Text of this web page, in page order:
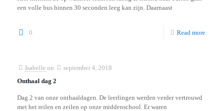
een volle bus binnen 30 seconden leeg kan zijn. Daarnaast
0 Read more
Isabelle on
september 4, 2018
Onthaal dag 2
Dag 2 van onze onthaaldagen. De leerlingen werden verder vertrouwd
met het reilen en zeilen op onze middenschool. Er waren